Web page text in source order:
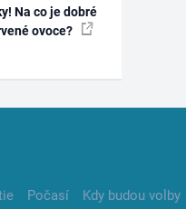
Na co je dobré
ovoce?
Počasí Kdy budou volby